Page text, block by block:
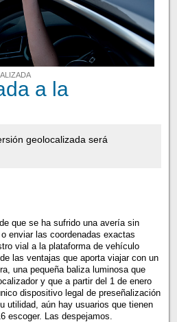
a la
geolocalizada será
que se ha sufrido una avería sin
enviar las coordenadas exactas
vial a la plataforma de vehículo
las ventajas que aporta viajar con un
una pequeña baliza luminosa que
y que a partir del 1 de enero
dispositivo legal de preseñalización
utilidad, aún hay usuarios que tienen
escoger. Las despejamos.